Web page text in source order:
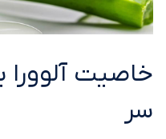
خاصیت
سر